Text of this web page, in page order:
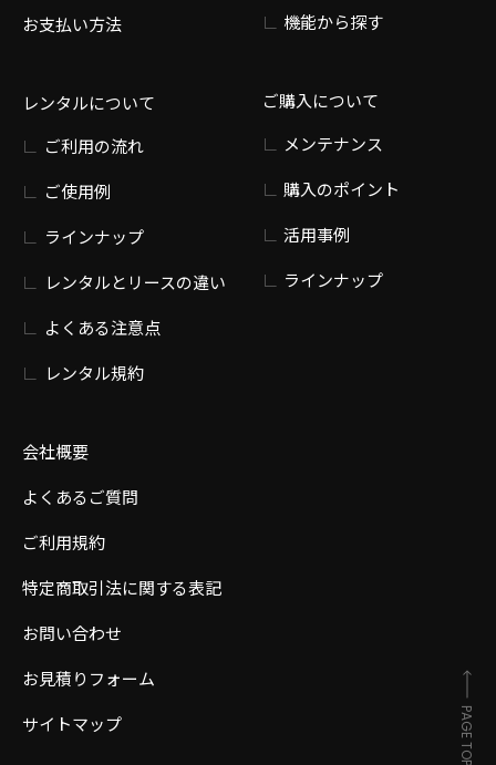
お支払い方法
レンタルについて
ご利用の流れ
ご使用例
ラインナップ
レンタルとリースの違い
よくある注意点
レンタル規約
会社概要
よくあるご質問
ご利用規約
特定商取引法に関する表記
お問い合わせ
お見積りフォーム
サイトマップ
機能から探す
ご購入について
メンテナンス
購入のポイント
活用事例
ラインナップ
PAGE TOP